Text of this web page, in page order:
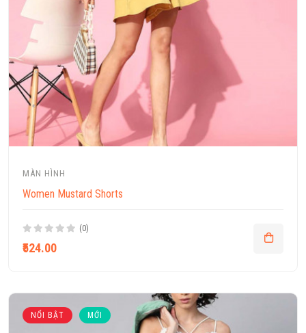
MÀN HÌNH
Women Mustard Shorts
(0)
₹524.00
NỔI BẬT MỚI